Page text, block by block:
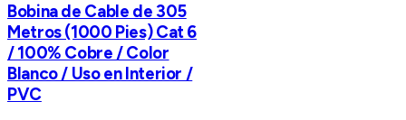
Bobina de Cable de 305
Metros (1000 Pies) Cat 6
/ 100% Cobre / Color
Blanco / Uso en Interior /
PVC